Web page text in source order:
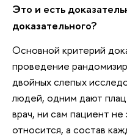
Это и есть
доказательного?
Основной критерий
проведение
двойных слепых
людей, одним дают
врач, ни сам пациент не
относится, а состав